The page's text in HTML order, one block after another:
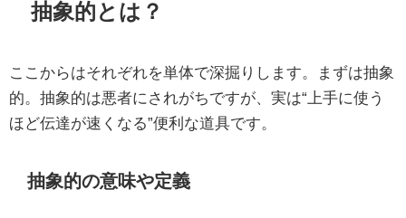
抽象的とは？
ここからはそれぞれを単体で深掘りします。まずは抽象
的。抽象的は悪者にされがちですが、実は“上手に使う
ほど伝達が速くなる”便利な道具です。
抽象的の意味や定義